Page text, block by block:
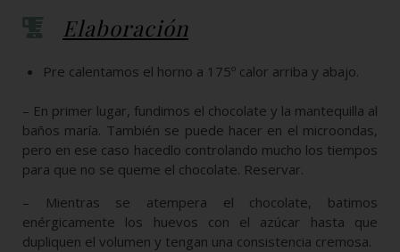
Elaboración
Pre calentamos el horno a 175º calor arriba y abajo.
– En primer lugar, fundimos el chocolate y la mantequilla al
baños maría. También se puede hacer en el microondas,
pero en ese caso hacedlo controlando mucho los tiempos
para que no se queme el chocolate. Reservar.
– Mientras se atempera el chocolate, batimos
enérgicamente los huevos con el azúcar hasta que
dupliquen el volumen y tengan una consistencia cremosa.